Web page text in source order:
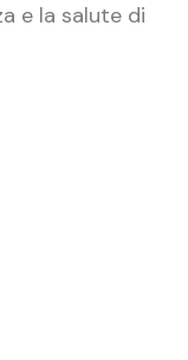
e la salute di